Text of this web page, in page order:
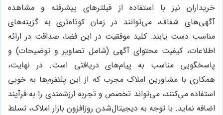
خریداران نیز با استفاده از فیلترهای پیشرفته و مشاهده
آگهی‌های شفاف، می‌توانند در زمان کوتاه‌تری به گزینه‌های
مناسب دست یابند. کلید موفقیت در این فضا، صداقت در ارائه
اطلاعات، کیفیت محتوای آگهی (شامل تصاویر و توضیحات) و
پاسخگویی مناسب به پیام‌های دریافتی است. در نهایت،
همکاری با مشاورین املاک مجرب که از این پلتفرم‌ها به خوبی
استفاده می‌کنند، می‌تواند تخصص و تجربه ارزشمندی را به فرآیند
اضافه نماید. با توجه به دیجیتال‌شدن روزافزون بازار املاک، تسلط